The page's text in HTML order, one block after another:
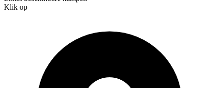
Klik op